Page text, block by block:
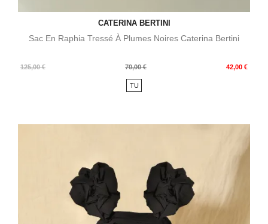
CATERINA BERTINI
Sac En Raphia Tressé À Plumes Noires Caterina Bertini
125,00 €
Prix
70,00 € 42,00 €
Prix
TU